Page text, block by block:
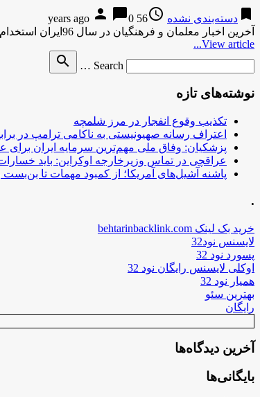
bookmark دسته‌بندی نشده access_time
56 years ago
person chat_bubble0
آخرین اخبار معلمان و فرهنگیان در سال 96ایران استخدام آخرین اخبار معلمان و فرهنگیان در سال 96 ایران استخدامآخرین اخبار …
View article...
Search …
search
نوشته‌های تازه
تکذیب وقوع انفجار در مرز شلمچه
اعتراف رسانه صهیونیستی به ناکامی ترامپ در
پزشکیان: وفاق ملی مهم‌ترین سرمایه ایران
عراقچی در تماس وزیرخارجه اوکراین: باید
پاشنه آشیل‌های آمریکا؛ از کمبود مهمات تا بن‌بست
.
خرید بک لینک behtarinbacklink.com
لایسنس نود32
پسورد نود 32
اوکلی لایسنس رایگان نود 32
همیار نود 32
بهترین سئو
رایگان
آخرین دیدگاه‌ها
بایگانی‌ها